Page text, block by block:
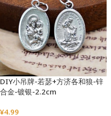
DIY小吊牌-若瑟+方济各和狼-锌
合金-镀银-2.2cm
¥4.99